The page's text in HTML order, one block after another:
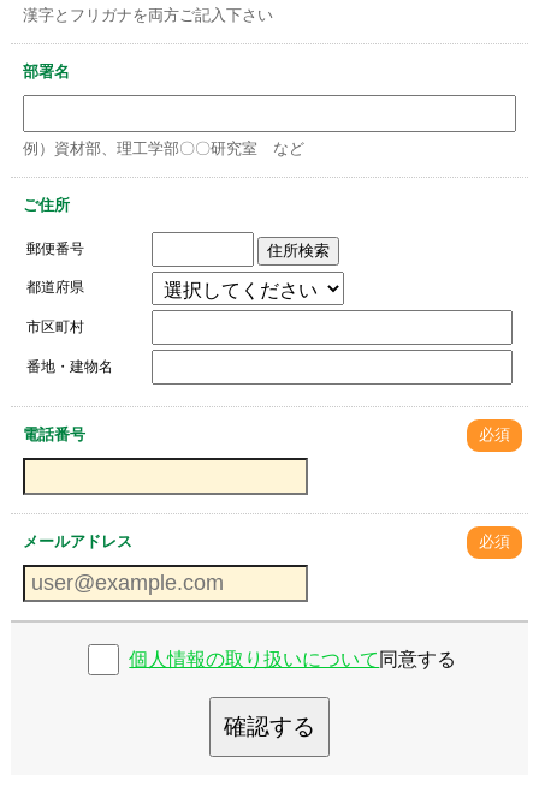
漢字とフリガナを両方ご記入下さい
部署名
例）資材部、理工学部〇〇研究室 など
ご住所
郵便番号 住所検索
都道府県
市区町村
番地・建物名
電話番号 必須
メールアドレス 必須
個人情報の取り扱いについて 同意する
確認する